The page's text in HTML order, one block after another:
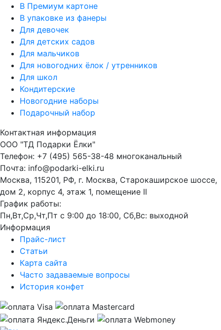
В Премиум картоне
В упаковке из фанеры
Для девочек
Для детских садов
Для мальчиков
Для новогодних ёлок / утренников
Для школ
Кондитерские
Новогодние наборы
Подарочный набор
Контактная информация
ООО "ТД Подарки Ёлки"
Телефон: +7 (495) 565-38-48 многоканальный
Почта: info@podarki-elki.ru
Москва, 115201, РФ, г. Москва, Старокаширское шоссе,
дом 2, корпус 4, этаж 1, помещение II
График работы:
Пн,Вт,Ср,Чт,Пт с 9:00 до 18:00, Сб,Вс: выходной
Информация
Прайс-лист
Статьи
Карта сайта
Часто задаваемые вопросы
История конфет